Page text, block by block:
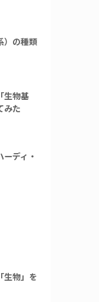
）の種類
生物基
みた
ディ・
生物」を